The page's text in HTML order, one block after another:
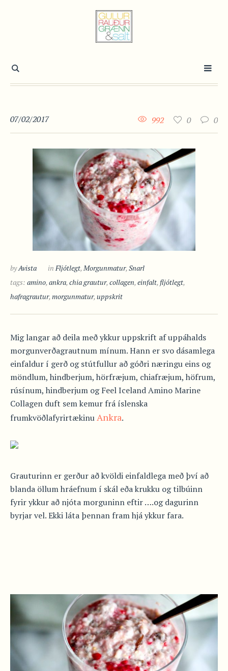
07/02/2017 0
0
992
byAvista in Fljótlegt,Morgunmatur,Snarl
tags: amino,ankra,chia grautur,collagen,einfalt, fljótlegt,
hafragrautur,morgunmatur,uppskrit
Mig langar að deila með ykkur uppskrift af uppáhalds
morgunverðagrautnum mínum. Hann er svo dásamlega
einfaldur í gerð og stútfullur að góðri næringu eins og
möndlum, hindberjum, hörfræjum, chiafræjum, höfrum,
rúsínum, hindberjum og Feel Iceland Amino Marine
Collagen duft sem kemur frá íslenska
frumkvöðlafyrirtækinuAnkra.
Grauturinn er gerður að kvöldi einfaldlega með því að
blanda öllum hráefnum í skál eða krukku og tilbúinn
fyrir ykkur að njóta morguninn eftir ….og dagurinn
byrjar vel. Ekki láta þennan fram hjá ykkur fara.